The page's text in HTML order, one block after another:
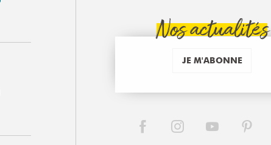
Nos actualités
JE M'ABONNE